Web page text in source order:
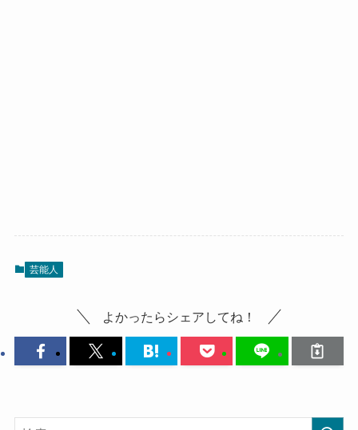
芸能人
よかったらシェアしてね！